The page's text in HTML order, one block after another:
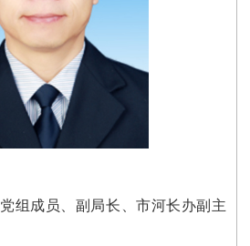
党组成员、副局长、市河长办副主